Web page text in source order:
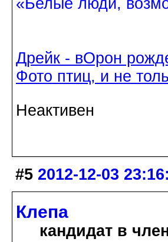
Дрейк - вОрон
Фото птиц, и не
Неактивен
#5 2012-12-03
Клепа
кандидат в